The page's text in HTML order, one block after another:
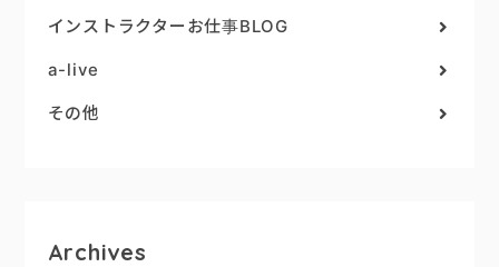
インストラクターお仕事BLOG
a-live
その他
Archives